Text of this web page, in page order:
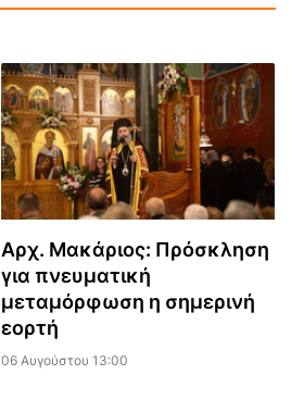
Αρχ. Μακάριος: Πρόσκληση
για πνευματική
μεταμόρφωση η σημερινή
εορτή
06 Αυγούστου 13:00